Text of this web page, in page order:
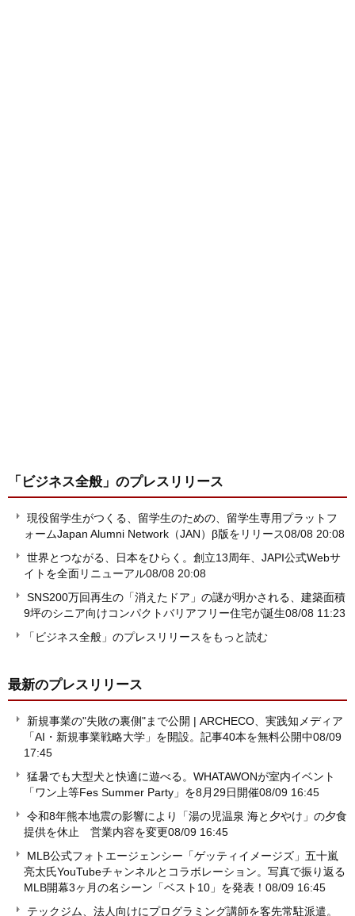
「ビジネス全般」 のプレスリリース
現役留学生がつくる、留学生のための、留学生専用プラットフ
ォームJapan Alumni Network（JAN）β版をリリース08/08 20:08
世界とつながる、日本をひらく。創立13周年、JAPI公式Webサ
イトを全面リニューアル08/08 20:08
SNS200万回再生の「消えたドア」の謎が明かされる、建築面積
9坪のシニア向けコンパクトバリアフリー住宅が誕生08/08 11:23
「ビジネス全般」のプレスリリースをもっと読む
最新のプレスリリース
新規事業の"失敗の裏側"まで公開 | ARCHECO、実践知メディア
「AI・新規事業戦略大学」を開設。記事40本を無料公開中08/09
17:45
猛暑でも大型犬と快適に遊べる。WHATAWONが室内イベント
「ワン上等Fes Summer Party」を8月29日開催08/09 16:45
令和8年熊本地震の影響により「湯の児温泉 海と夕やけ」の夕食
提供を休止 営業内容を変更08/09 16:45
MLB公式フォトエージェンシー「ゲッティイメージズ」五十嵐
亮太氏YouTubeチャンネルとコラボレーション。写真で振り返る
MLB開幕3ヶ月の名シーン「ベスト10」を発表！ 08/09 16:45
テックジム、法人向けにプログラミング講師を客先常駐派遣。